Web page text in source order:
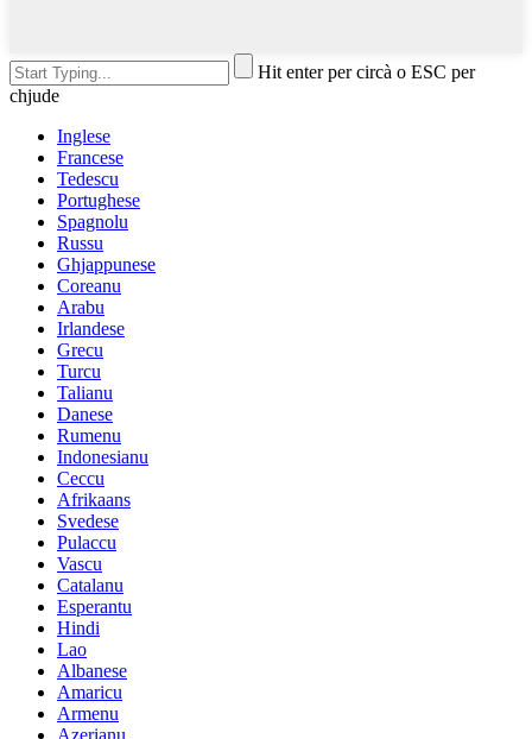
Hit enter per circà o ESC per
chjude
Inglese
Francese
Tedescu
Portughese
Spagnolu
Russu
Ghjappunese
Coreanu
Arabu
Irlandese
Grecu
Turcu
Talianu
Danese
Rumenu
Indonesianu
Ceccu
Afrikaans
Svedese
Pulaccu
Vascu
Catalanu
Esperantu
Hindi
Lao
Albanese
Amaricu
Armenu
Azerianu